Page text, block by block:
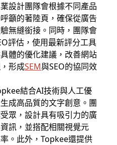
設計團隊會根據不同產品
籲的著陸頁，確保從廣告
無縫銜接。同時，團隊會
評估，使用最新評分工具
體的優化建議，改善網站
形成SEM與SEO的協同效
結合AI技術與人工優
成高品質的文字創意。團
眾，設計具有吸引力的廣
訊，並搭配相關視覺元
。此外，Topkee還提供